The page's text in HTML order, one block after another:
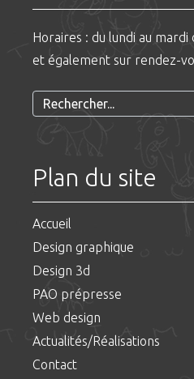
Horaires : du lundi au mardi
et également sur rendez-
Plan du site
Accueil
Design graphique
Design 3d
PAO prépresse
Web design
Actualités/Réalisations
Contact